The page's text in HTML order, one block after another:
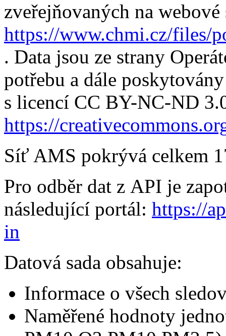
zveřejňovaných na webové
https://www.chmi.cz/files/
. Data jsou ze strany
potřebu a dále
s licencí CC BY-NC-ND
https://
Síť AMS pokrývá celkem
Pro odběr dat z API je
následující portál: https://
in
Datová sada obsahuje:
Informace o všech
Naměřené hodnoty